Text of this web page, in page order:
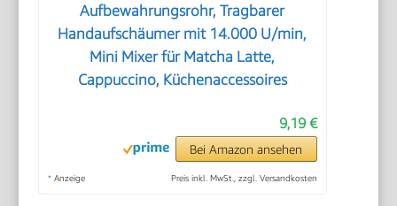
Aufbewahrungsrohr, Tragbarer
Handaufschäumer mit 14.000 U/min,
Mini Mixer für Matcha Latte,
Cappuccino, Küchenaccessoires
9,19 €
Bei Amazon ansehen
* Anzeige Preis inkl. MwSt., zzgl. Versandkosten